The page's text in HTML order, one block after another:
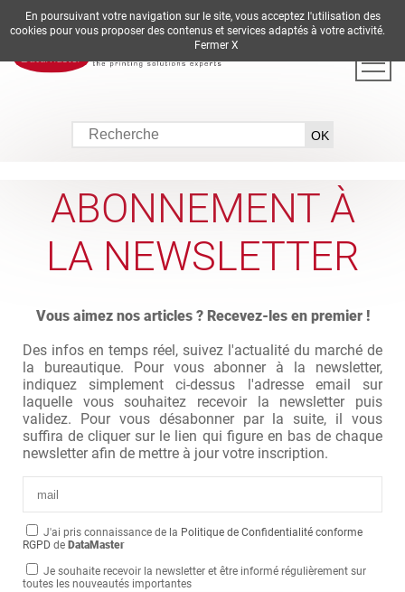
DE EN ES FR IT
ABONNEMENT À
LA NEWSLETTER
Vous aimez nos articles ? Recevez-les en premier !
Des infos en temps réel, suivez l'actualité du marché de
la bureautique. Pour vous abonner à la newsletter,
indiquez simplement ci-dessus l'adresse email sur
laquelle vous souhaitez recevoir la newsletter puis
validez. Pour vous désabonner par la suite, il vous
suffira de cliquer sur le lien qui figure en bas de chaque
newsletter afin de mettre à jour votre inscription.
J'ai pris connaissance de la Politique de Confidentialité conforme
RGPD de DataMaster
Je souhaite recevoir la newsletter et être informé régulièrement sur
toutes les nouveautés importantes
En poursuivant votre navigation sur le site, vous acceptez l'utilisation des
cookies pour vous proposer des contenus et services adaptés à votre activité.
Fermer X